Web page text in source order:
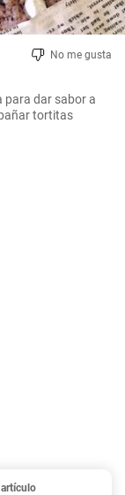
No me gusta
para dar sabor a
tortitas
artículo